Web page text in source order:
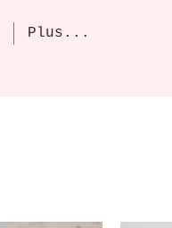
Plus...